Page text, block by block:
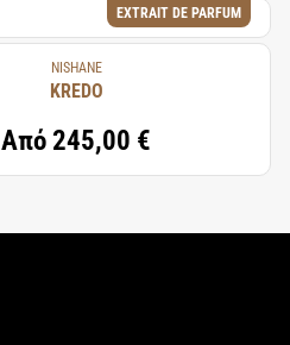
EXTRAIT DE PARFUM
NISHANE
KREDO
Από245,00 €